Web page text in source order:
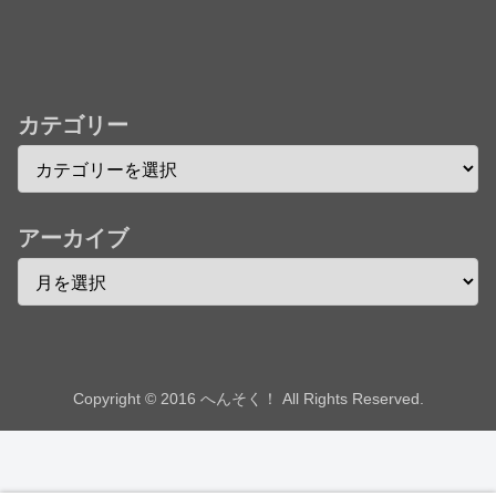
ジかな
Powered by livedoor 相互RSS
カテゴリー
アーカイブ
Copyright © 2016 へんそく！ All Rights Reserved.